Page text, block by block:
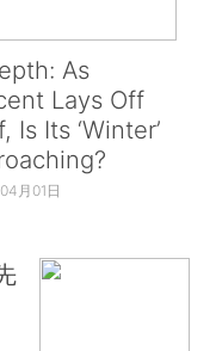
As
Lays Off
Is Its ‘Winter’
月01日